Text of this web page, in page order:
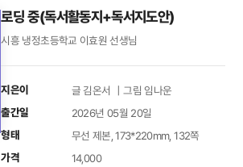
로딩 중(독서활동지+독서지도안)
시흥 냉정초등학교 이효원 선생님
지은이 글 김온서 ｜그림 임나운
출간일 2026년 05월 20일
형태 무선 제본, 173*220mm, 132쪽
가격 14,000